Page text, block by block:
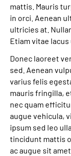
mattis. Mauris
in orci. Aenean
ultricies at.
Etiam vitae lacus
Donec laoreet
sed. Aenean
varius felis
mauris fringilla,
nec quam
augue vehicula,
ipsum sed leo
tincidunt mattis
ac augue sit